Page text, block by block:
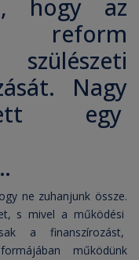
hogy az
reform
Nagy
egy
ne zuhanjunk össze.
s mivel a működési
a finanszírozást,
működünk